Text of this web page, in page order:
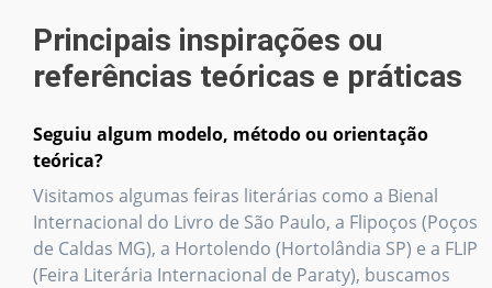
Principais inspirações ou
referências teóricas e práticas
Seguiu algum modelo, método ou orientação
teórica?
Visitamos algumas feiras literárias como a Bienal
Internacional do Livro de São Paulo, a Flipoços (Poços
de Caldas MG), a Hortolendo (Hortolândia SP) e a FLIP
(Feira Literária Internacional de Paraty), buscamos